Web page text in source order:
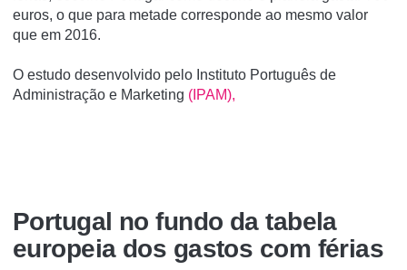
euros, o que para metade corresponde ao mesmo valor
que em 2016.
O estudo desenvolvido pelo Instituto Português de
Administração e Marketing (IPAM),
Portugal no fundo da tabela
europeia dos gastos com férias